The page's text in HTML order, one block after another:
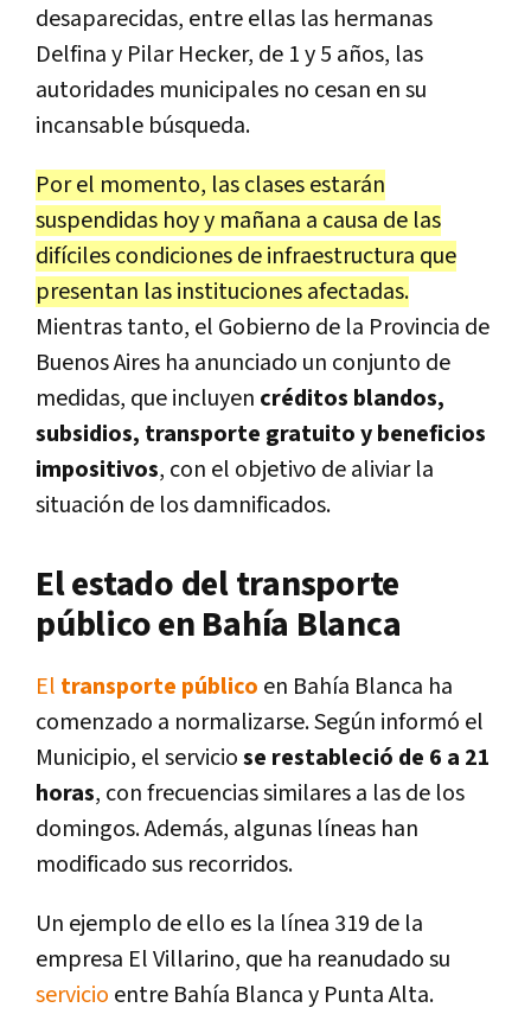
desaparecidas, entre ellas las hermanas
Delfina y Pilar Hecker, de 1 y 5 años, las
autoridades municipales no cesan en su
incansable búsqueda.
Por el momento, las clases estarán
suspendidas hoy y mañana a causa de las
difíciles condiciones de infraestructura que
presentan las instituciones afectadas.
Mientras tanto, el Gobierno de la Provincia de
Buenos Aires ha anunciado un conjunto de
medidas, que incluyen créditos blandos,
subsidios, transporte gratuito y beneficios
impositivos, con el objetivo de aliviar la
situación de los damnificados.
El estado del transporte
público en Bahía Blanca
El transporte público en Bahía Blanca ha
comenzado a normalizarse. Según informó el
Municipio, el serviciose restableció de 6 a 21
horas, con frecuencias similares a las de los
domingos. Además, algunas líneas han
modificado sus recorridos.
Un ejemplo de ello es la línea 319 de la
empresa El Villarino, que ha reanudado su
servicio entre Bahía Blanca y Punta Alta.